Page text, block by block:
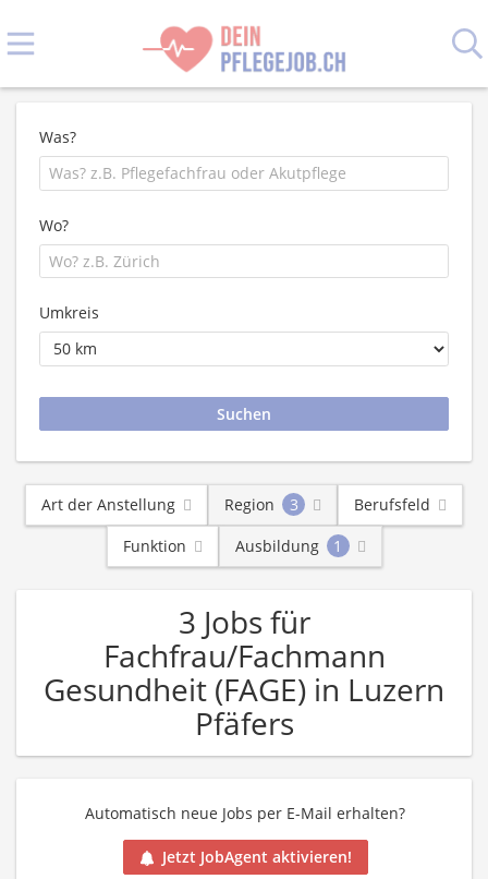
Was?
Wo?
Umkreis
Art der Anstellung Region 3
Berufsfeld
Funktion
Ausbildung 1
3 Jobs für
Fachfrau/Fachmann
Gesundheit (FAGE) in Luzern
Pfäfers
Automatisch neue Jobs per E-Mail erhalten?
Jetzt JobAgent aktivieren!